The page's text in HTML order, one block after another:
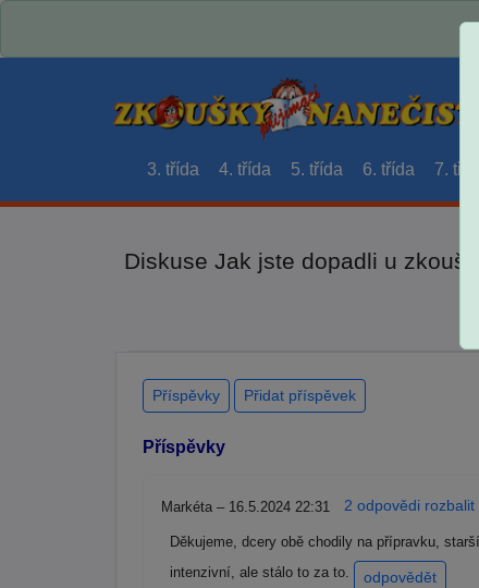
3. třída 4. třída 5. třída 6. třída 7. třída
Diskuse Jak jste dopadli u
Příspěvky Přidat příspěvek
Příspěvky
Markéta – 16.5.2024 22:31 2 odpovědi rozbalit
Děkujeme, dcery obě chodily na přípravku,
intenzivní, ale stálo to za to.
odpovědět